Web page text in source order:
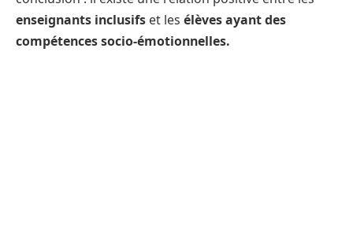
enseignants inclusifs et les élèves ayant des
compétences socio-émotionnelles.